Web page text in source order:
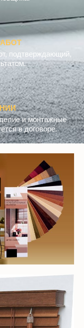
если она
подтверждающий,
и монтажные
в договоре.